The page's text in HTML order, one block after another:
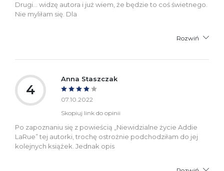
Drugi... widzę autora i już wiem, że będzie to coś świetnego.
Nie myliłam się. Dla
Rozwiń
4
Anna Staszczak
07.10.2022
Skopiuj link do opinii
Po zapoznaniu się z powieścią „Niewidzialne życie Addie
LaRue” tej autorki, trochę ostrożnie podchodziłam do jej
kolejnych książek. Jednak opis